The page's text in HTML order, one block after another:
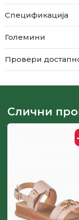
Спецификација
Големини
Провери
Слични